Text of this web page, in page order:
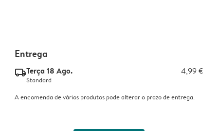
Entrega
delivery_standard_v2Terça 18 Ago. 4,99 €
Standard
A encomenda de vários produtos pode alterar o prazo de entrega.